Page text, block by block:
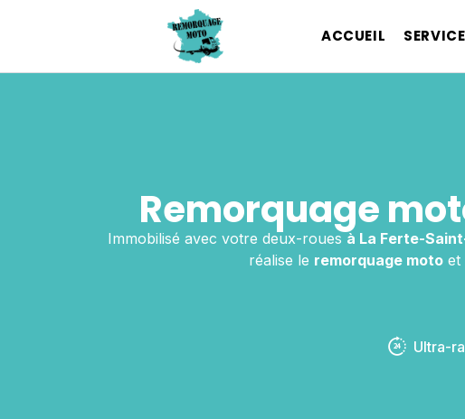
ACCUEIL
Remorquage
Immobilisé avec votre deux-roues à La Ferte-
réalise le remorquage moto et
Ultra-